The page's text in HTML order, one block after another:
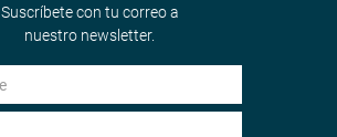
Suscríbete con tu correo a
nuestro newsletter.